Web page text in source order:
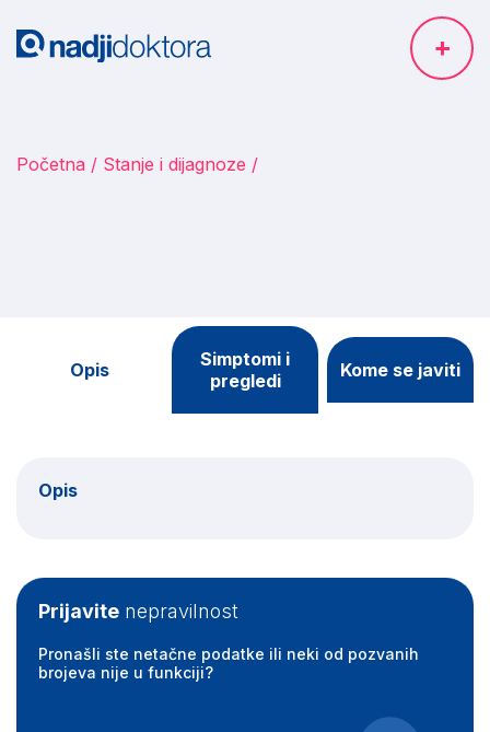
Početna Stanje i dijagnoze
Opis
Simptomi i
pregledi
Kome se javiti
Opis
Prijavite nepravilnost
Pronašli ste netačne podatke ili neki od pozvanih
brojeva nije u funkciji?